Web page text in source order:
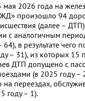
мая 2026 года на
произошло 94
(далее –
с аналогичным
в результате чего
– 31), из которых 15
ДТП допущено с
(в 2025 году –
на переездах,
году – 1).